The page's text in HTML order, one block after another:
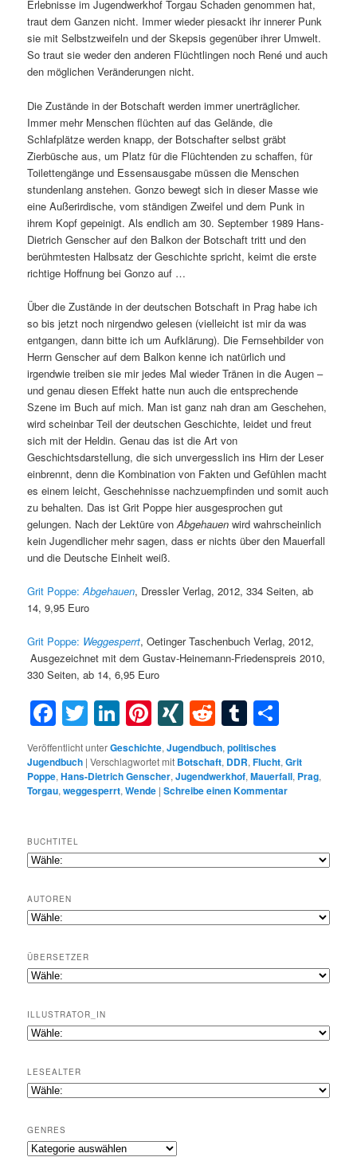
Erlebnisse im Jugendwerkhof Torgau Schaden genommen hat,
traut dem Ganzen nicht. Immer wieder piesackt ihr innerer Punk
sie mit Selbstzweifeln und der Skepsis gegenüber ihrer Umwelt.
So traut sie weder den anderen Flüchtlingen noch René und auch
den möglichen Veränderungen nicht.
Die Zustände in der Botschaft werden immer unerträglicher.
Immer mehr Menschen flüchten auf das Gelände, die
Schlafplätze werden knapp, der Botschafter selbst gräbt
Zierbüsche aus, um Platz für die Flüchtenden zu schaffen, für
Toilettengänge und Essensausgabe müssen die Menschen
stundenlang anstehen. Gonzo bewegt sich in dieser Masse wie
eine Außerirdische, vom ständigen Zweifel und dem Punk in
ihrem Kopf gepeinigt. Als endlich am 30. September 1989 Hans-
Dietrich Genscher auf den Balkon der Botschaft tritt und den
berühmtesten Halbsatz der Geschichte spricht, keimt die erste
richtige Hoffnung bei Gonzo auf …
Über die Zustände in der deutschen Botschaft in Prag habe ich
so bis jetzt noch nirgendwo gelesen (vielleicht ist mir da was
entgangen, dann bitte ich um Aufklärung). Die Fernsehbilder von
Herrn Genscher auf dem Balkon kenne ich natürlich und
irgendwie treiben sie mir jedes Mal wieder Tränen in die Augen –
und genau diesen Effekt hatte nun auch die entsprechende
Szene im Buch auf mich. Man ist ganz nah dran am Geschehen,
wird scheinbar Teil der deutschen Geschichte, leidet und freut
sich mit der Heldin. Genau das ist die Art von
Geschichtsdarstellung, die sich unvergesslich ins Hirn der Leser
einbrennt, denn die Kombination von Fakten und Gefühlen macht
es einem leicht, Geschehnisse nachzuempfinden und somit auch
zu behalten. Das ist Grit Poppe hier ausgesprochen gut
gelungen. Nach der Lektüre vonAbgehauen wird wahrscheinlich
kein Jugendlicher mehr sagen, dass er nichts über den Mauerfall
und die Deutsche Einheit weiß.
Grit Poppe:Abgehauen, Dressler Verlag, 2012, 334 Seiten, ab
14, 9,95 Euro
Grit Poppe: Weggesperrt, Oetinger Taschenbuch Verlag, 2012,
Ausgezeichnet mit dem Gustav-Heinemann-Friedenspreis 2010,
330 Seiten, ab 14, 6,95 Euro
Facebook
Twitter
LinkedIn
Pinterest
XINGRedditTumblr
Veröffentlicht unterGeschichte,Jugendbuch,politisches
Jugendbuch |Verschlagwortet mit Botschaft, DDR,Flucht,Grit
Poppe,Hans-Dietrich Genscher,Jugendwerkhof,Mauerfall, Prag,
Torgau,weggesperrt,Wende |Schreibe einen Kommentar
BUCHTITEL
AUTOREN
ÜBERSETZER
ILLUSTRATOR_IN
LESEALTER
GENRES
Genres